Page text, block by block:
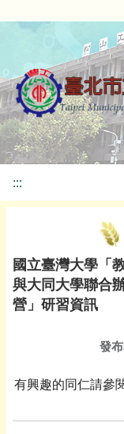
:::
國立臺灣大學「
與大同大學聯合
營」研習資訊
發
有興趣的同仁請參